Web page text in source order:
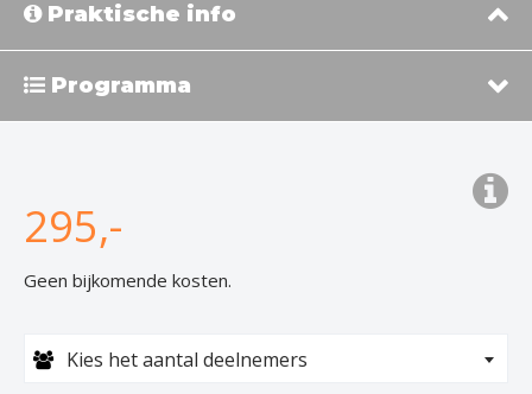
Praktische info
Programma
295,-
Geen bijkomende kosten.
Kies het aantal deelnemers